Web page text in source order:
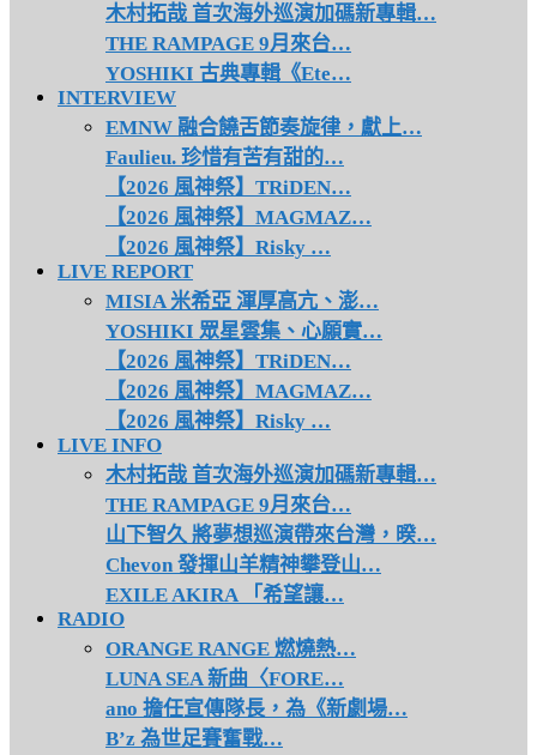
木村拓哉 首次海外巡演加碼新專輯…
THE RAMPAGE 9月來台…
YOSHIKI 古典專輯《Ete…
INTERVIEW
EMNW 融合饒舌節奏旋律，獻上…
Faulieu. 珍惜有苦有甜的…
【2026 風神祭】TRiDEN…
【2026 風神祭】MAGMAZ…
【2026 風神祭】Risky …
LIVE REPORT
MISIA 米希亞 渾厚高亢、澎…
YOSHIKI 眾星雲集、心願實…
【2026 風神祭】TRiDEN…
【2026 風神祭】MAGMAZ…
【2026 風神祭】Risky …
LIVE INFO
木村拓哉 首次海外巡演加碼新專輯…
THE RAMPAGE 9月來台…
山下智久 將夢想巡演帶來台灣，暌…
Chevon 發揮山羊精神攀登山…
EXILE AKIRA 「希望讓…
RADIO
ORANGE RANGE 燃燒熱…
LUNA SEA 新曲〈FORE…
ano 擔任宣傳隊長，為《新劇場…
B’z 為世足賽奮戰…